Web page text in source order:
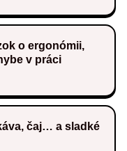
o ergonómii,
v práci
čaj… a sladké